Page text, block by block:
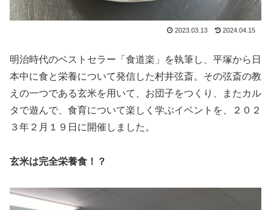
2023.03.13 2024.04.15
明治時代のベストセラー「食道楽」を執筆し、平塚から日
本中に食と栄養について発信した村井弦斎。その弦斎の教
えの一つである玄米を用いて、お団子をつくり、またカル
タで遊んで、食育について楽しく学ぶイベントを、２０２
３年２月１９日に開催しました。
玄米は完全栄養食！？